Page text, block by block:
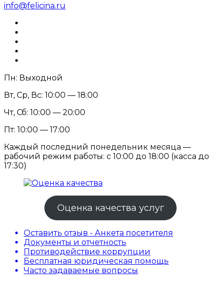
info@felicina.ru
Пн: Выходной
Вт, Ср, Вс: 10:00 — 18:00
Чт, Сб: 10:00 — 20:00
Пт: 10:00 — 17:00
Каждый последний понедельник месяца —
рабочий режим работы: с 10:00 до 18:00 (касса до
17:30)
Оценка качества услуг
Оставить отзыв - Анкета посетителя
Документы и отчетность
Противодействие коррупции
Бесплатная юридическая помощь
Часто задаваемые вопросы